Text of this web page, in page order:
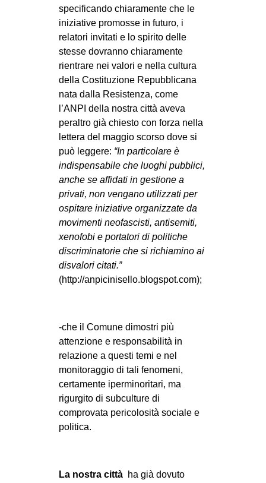
specificando chiaramente che le
iniziative promosse in futuro, i
relatori invitati e lo spirito delle
stesse dovranno chiaramente
rientrare nei valori e nella cultura
della Costituzione Repubblicana
nata dalla Resistenza, come
l’ANPI della nostra città aveva
peraltro già chiesto con forza nella
lettera del maggio scorso dove si
può leggere: “In particolare è
indispensabile che luoghi pubblici,
anche se affidati in gestione a
privati, non vengano utilizzati per
ospitare iniziative organizzate da
movimenti neofascisti, antisemiti,
xenofobi e portatori di politiche
discriminatorie che si richiamino ai
disvalori citati.”
(http://anpicinisello.blogspot.com);
-che il Comune dimostri più
attenzione e responsabilità in
relazione a questi temi e nel
monitoraggio di tali fenomeni,
certamente iperminoritari, ma
rigurgito di subculture di
comprovata pericolosità sociale e
politica.
La nostra città ha già dovuto